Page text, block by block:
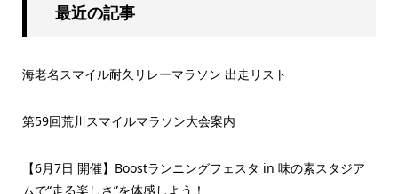
最近の記事
海老名スマイル耐久リレーマラソン 出走リスト
第59回荒川スマイルマラソン大会案内
【6月7日 開催】Boostランニングフェスタ in 味の素スタジア
ムで“走る楽しさ”を体感しよう！